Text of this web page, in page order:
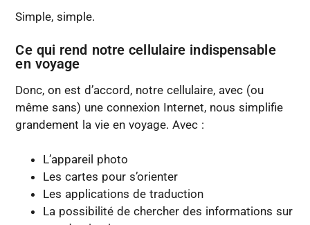
Simple, simple.
Ce qui rend notre cellulaire indispensable
en voyage
Donc, on est d’accord, notre cellulaire, avec (ou
même sans) une connexion Internet, nous simplifie
grandement la vie en voyage. Avec :
L’appareil photo
Les cartes pour s’orienter
Les applications de traduction
La possibilité de chercher des informations sur